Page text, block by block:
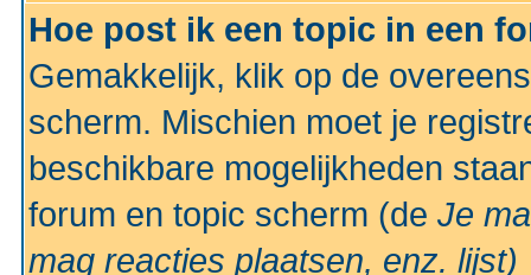
Hoe post ik een topic in een
Gemakkelijk, klik op de
scherm. Mischien moet je
beschikbare mogelijkheden
forum en topic scherm (de Je
mag reacties plaatsen, enz. lijst)